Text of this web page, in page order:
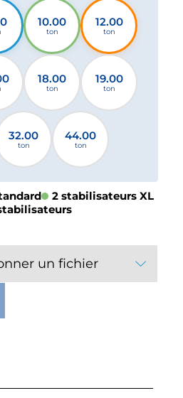
10.00
ton
12.00
ton
18.00
ton
19.00
ton
32.00
ton
44.00
ton
2 stabilisateurs XL
un fichier